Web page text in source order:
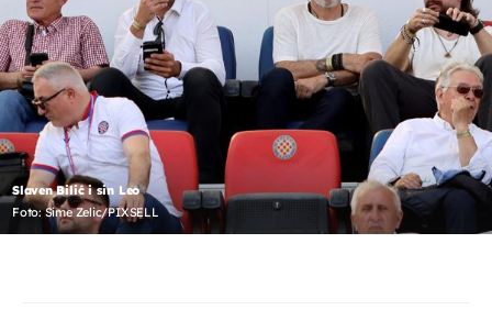
Slaven Bilić i sin Leo
Foto: Sime Zelic/PIXSELL